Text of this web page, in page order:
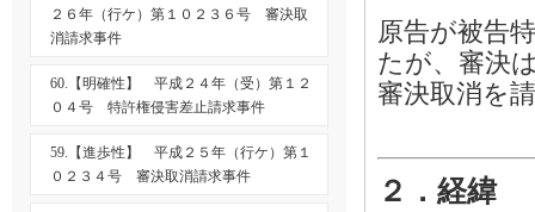
原告が被告
たが、審決
審決取消を
２．経緯
２６年（行ケ）第１０２３６号 審決取
消請求事件
60.【明確性】 平成２４年（受）第１２
０４号 特許権侵害差止請求事件
59.【進歩性】 平成２５年（行ケ）第１
０２３４号 審決取消請求事件